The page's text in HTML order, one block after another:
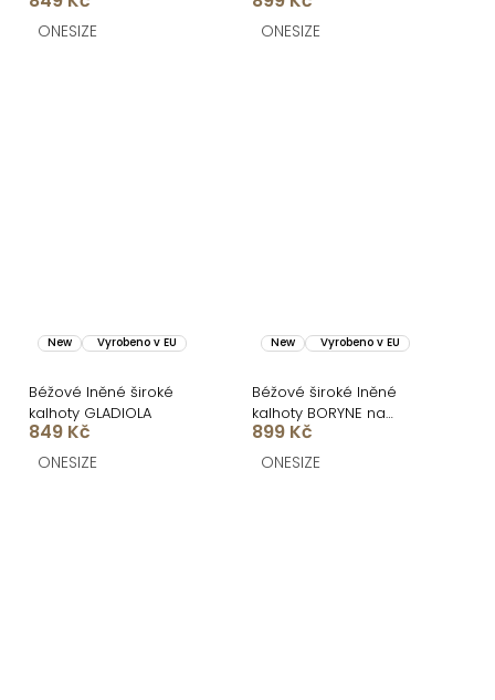
ONESIZE ONESIZE
New Vyrobeno v EU
Béžové lněné široké
kalhoty GLADIOLA
849 Kč
ONESIZE
New Vyrobeno v EU
Béžové široké lněné
kalhoty BORYNE na
šňůrku
899 Kč
ONESIZE